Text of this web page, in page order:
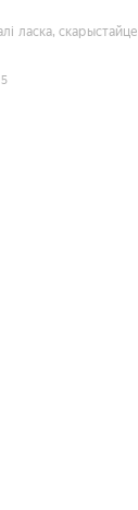
ласка, скарыстайце